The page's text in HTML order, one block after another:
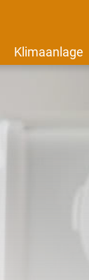
Klimaanlage